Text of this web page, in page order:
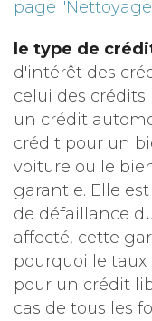
page
le type de
d'intérêt des
celui des crédits
un crédit
crédit pour un
voiture ou le
garantie. Elle
de défaillance
affecté, cette
pourquoi le
pour un crédit
cas de tous les